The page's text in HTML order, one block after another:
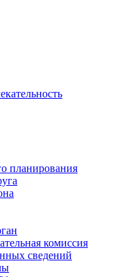
планирования
комиссия
сведений